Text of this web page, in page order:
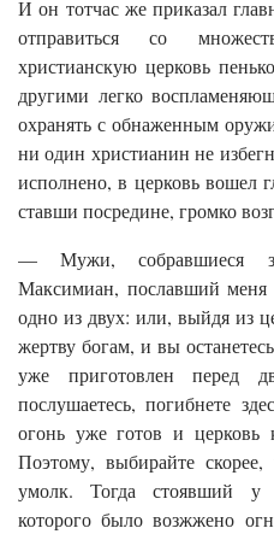
И он тотчас же приказал
отправиться со
христианскую церковь
другими легко
охранять с обнаженным
ни один христианин не
исполнено, в церковь вошел
ставши посредине, громко
— Мужи, собравшиеся
Максимиан, пославший меня
одно из двух: или, выйдя из
жертву богам, и вы
уже приготовлен перед
послушаетесь, погибнете
огонь уже готов и церковь
Поэтому, выбирайте
умолк. Тогда стоявший у
которого было возжжено